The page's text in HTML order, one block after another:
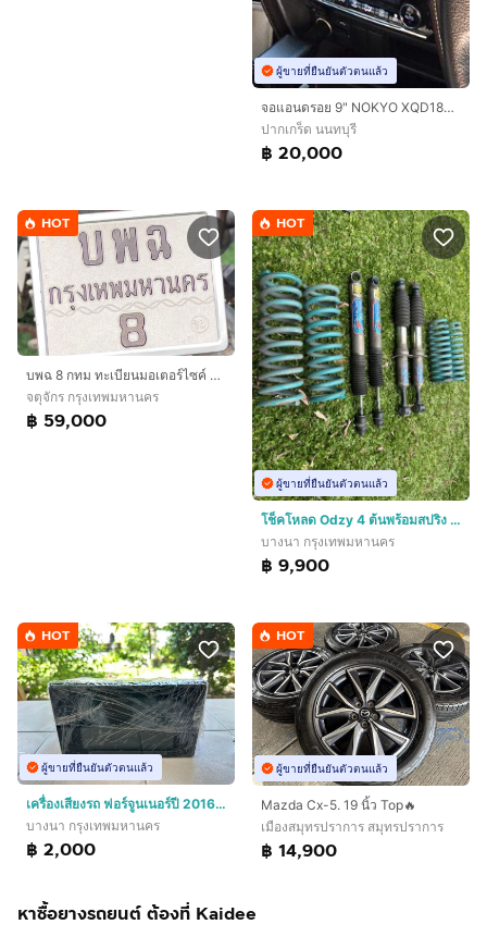
ผู้ขายที่ยืนยันตัวตนแล้ว
จอแอนดรอย 9" NOKYO XQD1800 A9Z RAM8GB ROM256GB สภาพ 95 ซื้อใหม่ 28000 บาท
ปากเกร็ด นนทบุรี
฿ 20,000
HOT
บพฉ 8 กทม ทะเบียนมอเตอร์ไซค์ มงคล หายาก
จตุจักร กรุงเทพมหานคร
฿ 59,000
HOT
ผู้ขายที่ยืนยันตัวตนแล้ว
โช็คโหลด Odzy 4 ต้นพร้อมสปริง ใส่ฟอร์จูนเนอร์ปี 2016
บางนา กรุงเทพมหานคร
฿ 9,900
HOT
ผู้ขายที่ยืนยันตัวตนแล้ว
เครื่องเสียงรถ ฟอร์จูนเนอร์ปี 2016 + กล้องถอย สภาพสวยใช้งานได้ปรกติ
บางนา กรุงเทพมหานคร
฿ 2,000
HOT
ผู้ขายที่ยืนยันตัวตนแล้ว
Mazda Cx-5. 19 นิ้ว Top🔥
เมืองสมุทรปราการ สมุทรปราการ
฿ 14,900
หาซื้อยางรถยนต์ ต้องที่ Kaidee